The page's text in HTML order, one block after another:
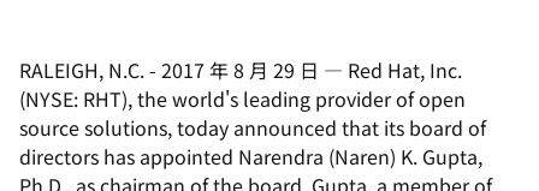
RALEIGH, N.C.- 2017 年 8 月 29 日 — Red Hat, Inc.
(NYSE: RHT), the world's leading provider of open
source solutions, today announced that its board of
directors has appointed Narendra (Naren) K. Gupta,
Ph.D., as chairman of the board. Gupta, a member of